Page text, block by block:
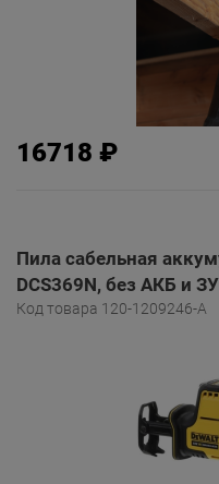
16718 ₽
Пила сабельная
DCS369N, без АКБ и ЗУ
Код товара 120-1209246-A